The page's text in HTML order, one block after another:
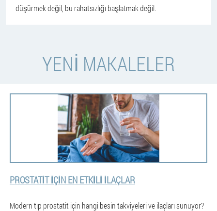
düşürmek değil, bu rahatsızlığı başlatmak değil.
YENI MAKALELER
PROSTATIT IÇIN EN ETKILI ILAÇLAR
Modern tıp prostatit için hangi besin takviyeleri ve ilaçları sunuyor?